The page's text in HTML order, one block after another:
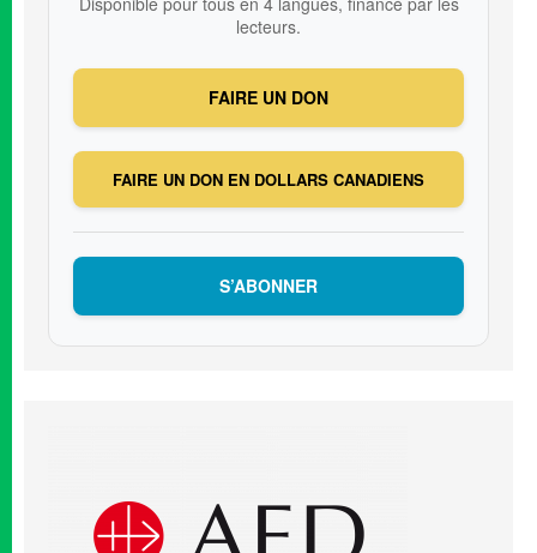
lecteurs.
FAIRE UN DON
FAIRE UN DON EN DOLLARS CANADIENS
S’ABONNER